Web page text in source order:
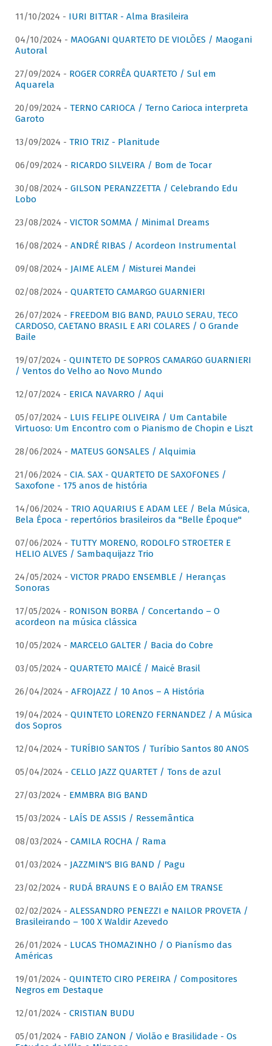
11/10/2024 - IURI BITTAR - Alma Brasileira
04/10/2024 - MAOGANI QUARTETO DE VIOLÕES / Maogani
Autoral
27/09/2024 - ROGER CORRÊA QUARTETO / Sul em
Aquarela
20/09/2024 - TERNO CARIOCA / Terno Carioca interpreta
Garoto
13/09/2024 - TRIO TRIZ - Planitude
06/09/2024 - RICARDO SILVEIRA / Bom de Tocar
30/08/2024 - GILSON PERANZZETTA / Celebrando Edu
Lobo
23/08/2024 - VICTOR SOMMA / Minimal Dreams
16/08/2024 - ANDRÉ RIBAS / Acordeon Instrumental
09/08/2024 - JAIME ALEM / Misturei Mandei
02/08/2024 - QUARTETO CAMARGO GUARNIERI
26/07/2024 - FREEDOM BIG BAND, PAULO SERAU, TECO
CARDOSO, CAETANO BRASIL E ARI COLARES / O Grande
Baile
19/07/2024 - QUINTETO DE SOPROS CAMARGO GUARNIERI
/ Ventos do Velho ao Novo Mundo
12/07/2024 - ERICA NAVARRO / Aqui
05/07/2024 - LUIS FELIPE OLIVEIRA / Um Cantabile
Virtuoso: Um Encontro com o Pianismo de Chopin e Liszt
28/06/2024 - MATEUS GONSALES / Alquimia
21/06/2024 - CIA. SAX - QUARTETO DE SAXOFONES /
Saxofone - 175 anos de história
14/06/2024 - TRIO AQUARIUS E ADAM LEE / Bela Música,
Bela Época - repertórios brasileiros da "Belle Époque"
07/06/2024 - TUTTY MORENO, RODOLFO STROETER E
HELIO ALVES / Sambaquijazz Trio
24/05/2024 - VICTOR PRADO ENSEMBLE / Heranças
Sonoras
17/05/2024 - RONISON BORBA / Concertando – O
acordeon na música clássica
10/05/2024 - MARCELO GALTER / Bacia do Cobre
03/05/2024 - QUARTETO MAICÉ / Maicé Brasil
26/04/2024 - AFROJAZZ / 10 Anos – A História
19/04/2024 - QUINTETO LORENZO FERNANDEZ / A Música
dos Sopros
12/04/2024 - TURÍBIO SANTOS / Turíbio Santos 80 ANOS
05/04/2024 - CELLO JAZZ QUARTET / Tons de azul
27/03/2024 - EMMBRA BIG BAND
15/03/2024 - LAÍS DE ASSIS / Ressemântica
08/03/2024 - CAMILA ROCHA / Rama
01/03/2024 - JAZZMIN'S BIG BAND / Pagu
23/02/2024 - RUDÁ BRAUNS E O BAIÃO EM TRANSE
02/02/2024 - ALESSANDRO PENEZZI e NAILOR PROVETA /
Brasileirando – 100 X Waldir Azevedo
26/01/2024 - LUCAS THOMAZINHO / O Pianísmo das
Américas
19/01/2024 - QUINTETO CIRO PEREIRA / Compositores
Negros em Destaque
12/01/2024 - CRISTIAN BUDU
05/01/2024 - FABIO ZANON / Violão e Brasilidade - Os